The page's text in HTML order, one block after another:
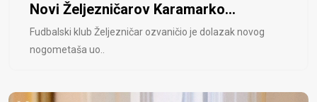
Novi Željezničarov Karamarko...
Fudbalski klub Željezničar ozvaničio je dolazak novog
nogometaša uo..